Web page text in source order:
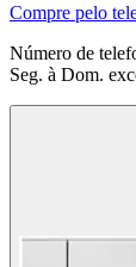
Compre pelo
Número de
Seg. à Dom.